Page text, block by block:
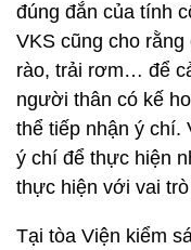
đúng đắn của tính
VKS cũng cho
rào, trải rơm… để
người thân có kế
thể tiếp nhận ý chí.
ý chí để thực hiện
thực hiện với vai
Tại tòa Viện kiểm